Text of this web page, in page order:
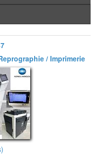
/ Imprimerie